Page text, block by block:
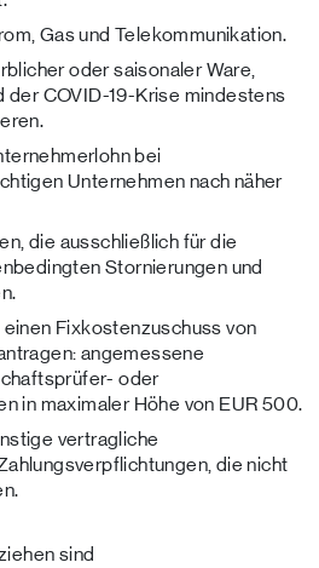
Gas und Telekommunikation.
oder saisonaler Ware,
der COVID-19-Krise mindestens
bei
Unternehmen nach näher
die ausschließlich für die
Stornierungen und
einen Fixkostenzuschuss von
angemessene
oder
in maximaler Höhe von EUR 500.
vertragliche
die nicht
sind